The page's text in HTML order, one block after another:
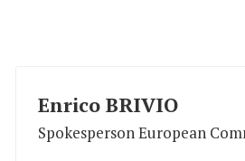
Enrico BRIVIO
Spokesperson European